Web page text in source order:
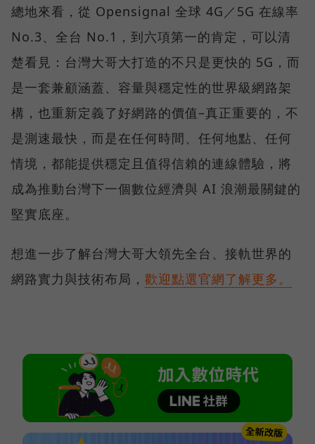
總地來看，從 Opensignal 全球 4G／5G 在線率
No.3、全台 No.1，到六項第一的肯定，可以清
楚看見：台灣大哥大打造的不只是更快的 5G，而
是一套兼顧涵蓋、容量與穩定性的世界級網路架
構，也重新定義了好網路的價值–真正重要的，不
是測速最快，而是在任何時間、任何地點、任何
情境，都能提供穩定且值得信賴的連線體驗，將
成為推動台灣下一個數位經濟與 AI 浪潮最關鍵的
堅實底座。
想進一步了解台灣大哥大領先全台、接軌世界的
網路實力與技術布局， 歡迎點選官網了解更多。